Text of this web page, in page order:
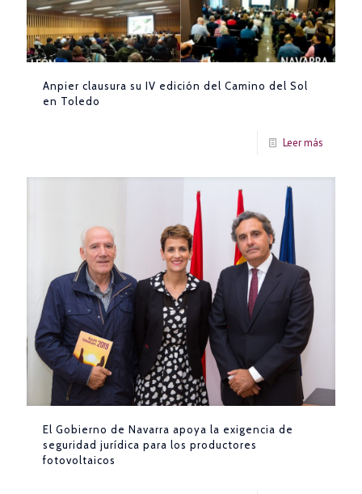
Anpier clausura su IV edición del Camino del Sol
en Toledo
Leer más
El Gobierno de Navarra apoya la exigencia de
seguridad jurídica para los productores
fotovoltaicos